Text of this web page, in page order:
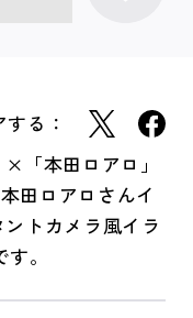
る：
「本田ロアロ」
田ロアロさんイ
トカメラ風イラ
。